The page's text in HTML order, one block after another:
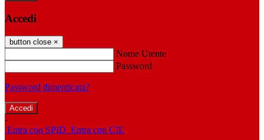
Accedi
button close ×
Nome Utente
Password
Password dimenticata?
-
Entra con SPID Entra con CIE